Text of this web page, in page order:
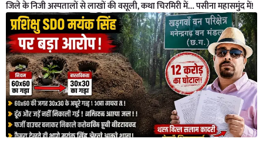
जिले के निजी अस्पतालों से लाखों की वसूली, कथा चिरमिरी में… पसीना महासमुंद में!